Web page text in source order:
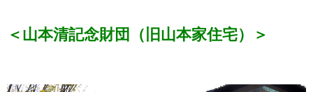
＜山本清記念財団（旧山本家住宅）＞